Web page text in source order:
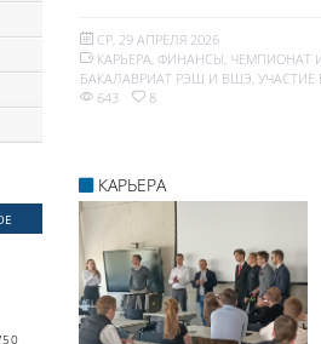
СР, 29 АПРЕЛЯ 2026
КАРЬЕРА, ФИНАНСЫ, ЧЕМПИОНАТ
БАКАЛАВРИАТ РЭШ И ВШЭ,
643
8
КАРЬЕРА